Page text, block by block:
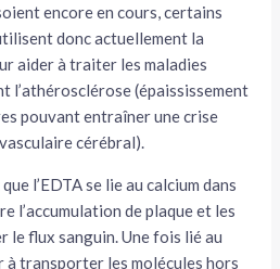
encore en cours, certains
donc actuellement la
aider à traiter les maladies
l’athérosclérose (épaississement
pouvant entraîner une crise
cérébral).
l’EDTA se lie au calcium dans
l’accumulation de plaque et les
le flux sanguin. Une fois lié au
à transporter les molécules hors